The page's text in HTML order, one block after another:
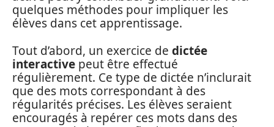
quelques méthodes pour impliquer les
élèves dans cet apprentissage.
Tout d’abord, un exercice de dictée
interactive peut être effectué
régulièrement. Ce type de dictée n’inclurait
que des mots correspondant à des
régularités précises. Les élèves seraient
encouragés à repérer ces mots dans des